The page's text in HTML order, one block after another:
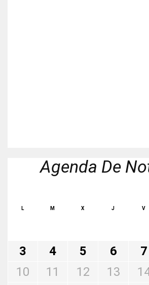
Agenda De
L M X J V
3
4 5 6 7
10
11 12 13